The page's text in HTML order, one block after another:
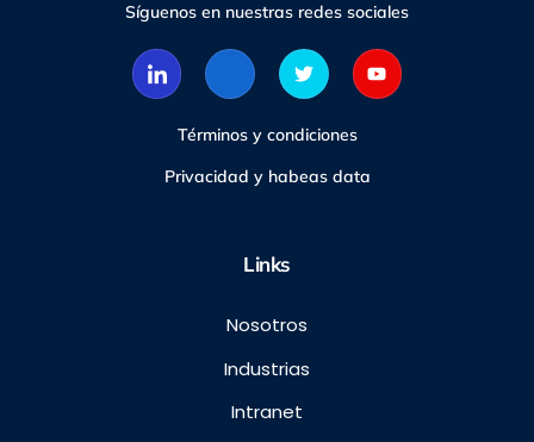
Síguenos en nuestras redes sociales
Términos y condiciones
Privacidad y habeas data
Links
Nosotros
Industrias
Intranet